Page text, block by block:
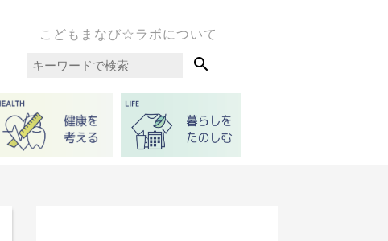
こどもまなび☆ラボについて
